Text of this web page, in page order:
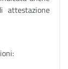
attestazione